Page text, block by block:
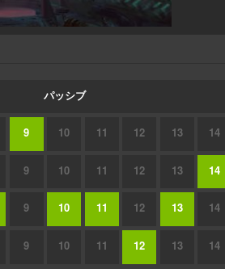
パッシブ
9 10 11 12 13 14
9 10 11 12 13 14
9 10 11 12 13 14
9 10 11 12 13 14